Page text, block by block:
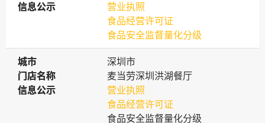
信息公示
信息公示
营业执照
食品经营许可证
食品安全监督量化分级
城市
城市
深圳市
门店名称
门店名称
麦当劳深圳洪湖餐厅
信息公示
信息公示
营业执照
食品经营许可证
食品安全监督量化分级